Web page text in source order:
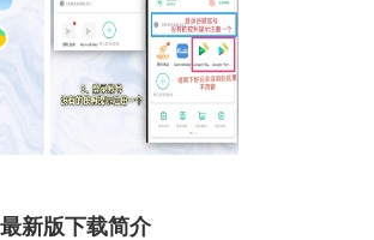
新版下载简介